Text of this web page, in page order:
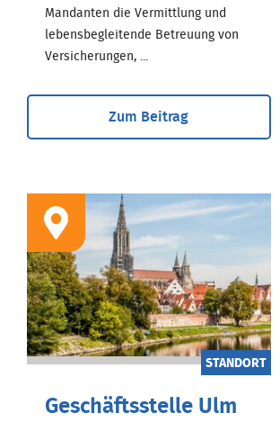
Mandanten die Vermittlung und
lebensbegleitende Betreuung von
Versicherungen, ...
Zum Beitrag
STANDORT
Geschäftsstelle Ulm